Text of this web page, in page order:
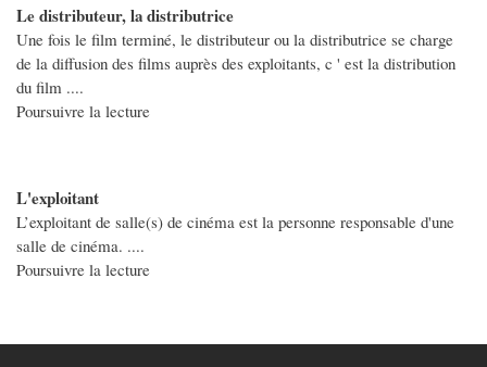
Le distributeur, la distributrice
Une fois le film terminé, le distributeur ou la distributrice se charge
de la diffusion des films auprès des exploitants, c ' est la distribution
du film ....
Poursuivre la lecture
L'exploitant
L’exploitant de salle(s) de cinéma est la personne responsable d'une
salle de cinéma. ....
Poursuivre la lecture